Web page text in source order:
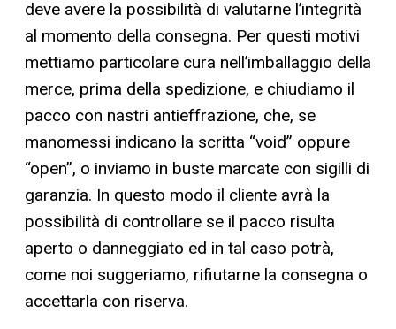
deve avere la possibilità di valutarne l’integrità
al momento della consegna. Per questi motivi
mettiamo particolare cura nell’imballaggio della
merce, prima della spedizione, e chiudiamo il
pacco con nastri antieffrazione, che, se
manomessi indicano la scritta “void” oppure
“open”, o inviamo in buste marcate con sigilli di
garanzia. In questo modo il cliente avrà la
possibilità di controllare se il pacco risulta
aperto o danneggiato ed in tal caso potrà,
come noi suggeriamo, rifiutarne la consegna o
accettarla con riserva.